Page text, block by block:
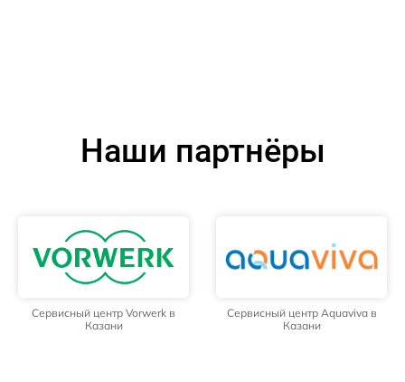
Наши партнёры
Сервисный центр Vorwerk в
Казани
Сервисный центр Aquaviva в
Казани